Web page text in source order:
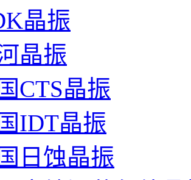
晶振
晶振
CTS晶振
IDT晶振
日蚀晶振